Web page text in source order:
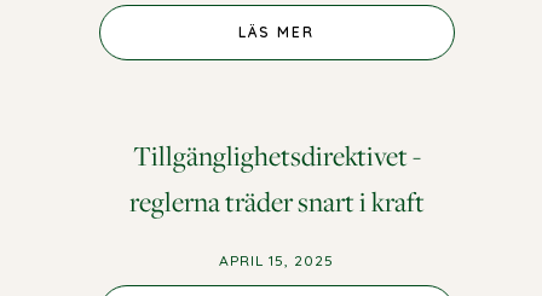
LÄS MER
Tillgänglighetsdirektivet -
reglerna träder snart i kraft
APRIL 15, 2025